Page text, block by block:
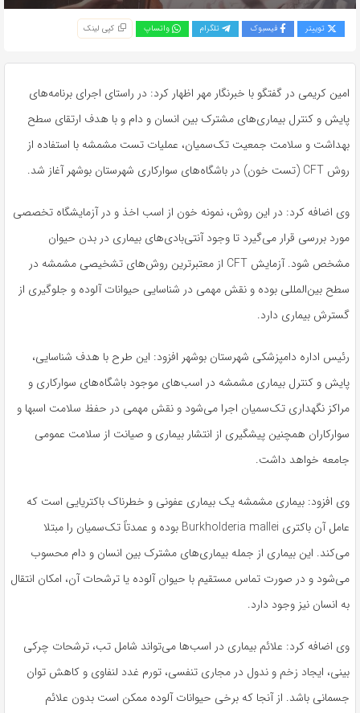
توییتر فیسبوک تلگرام واتساپ کپی لینک
امین کریمی در گفتگو با خبرنگار مهر اظهار کرد: در راستای اجرای برنامه‌های
پایش و کنترل بیماری‌های مشترک بین انسان و دام و با هدف ارتقای سطح
بهداشت و سلامت جمعیت تک‌سمیان، عملیات تست مشمشه با استفاده از
روش CFT (تست خون) در باشگاه‌های سوارکاری شهرستان بوشهر آغاز شد.
وی اضافه کرد: در این روش، نمونه خون از اسب اخذ و در آزمایشگاه تخصصی
مورد بررسی قرار می‌گیرد تا وجود آنتی‌بادی‌های بیماری در بدن حیوان
مشخص شود. آزمایش CFT از معتبرترین روش‌های تشخیصی مشمشه در
سطح بین‌المللی بوده و نقش مهمی در شناسایی حیوانات آلوده و جلوگیری از
گسترش بیماری دارد.
رئیس اداره دامپزشکی شهرستان بوشهر افزود: این طرح با هدف شناسایی،
پایش و کنترل بیماری مشمشه در اسب‌های موجود باشگاه‌های سوارکاری و
مراکز نگهداری تک‌سمیان اجرا می‌شود و نقش مهمی در حفظ سلامت اسبها و
سوارکاران همچنین پیشگیری از انتشار بیماری و صیانت از سلامت عمومی
جامعه خواهد داشت.
وی افزود: بیماری مشمشه یک بیماری عفونی و خطرناک باکتریایی است که
عامل آن باکتری Burkholderia mallei بوده و عمدتاً تک‌سمیان را مبتلا
می‌کند. این بیماری از جمله بیماری‌های مشترک بین انسان و دام محسوب
می‌شود و در صورت تماس مستقیم با حیوان آلوده یا ترشحات آن، امکان انتقال
به انسان نیز وجود دارد.
وی اضافه کرد: علائم بیماری در اسب‌ها می‌تواند شامل تب، ترشحات چرکی
بینی، ایجاد زخم و ندول در مجاری تنفسی، تورم غدد لنفاوی و کاهش توان
جسمانی باشد. از آنجا که برخی حیوانات آلوده ممکن است بدون علائم